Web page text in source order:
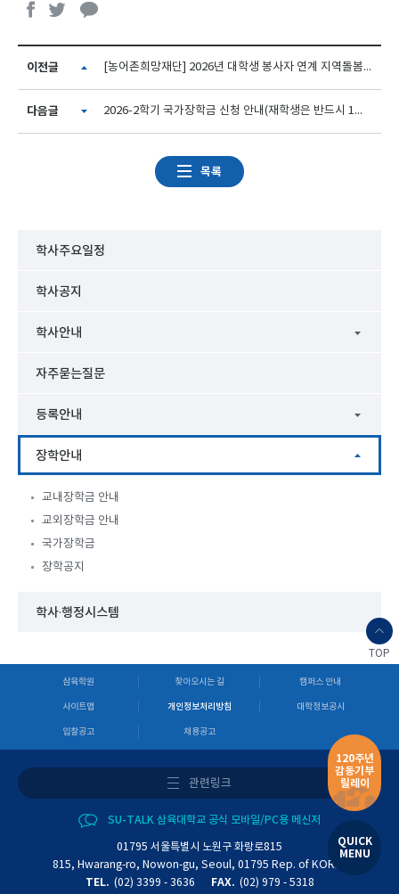
120주년
감동기부
릴레이
QUICK
MENU
이전글 [농어촌희망재단] 2026년 대학생 봉사자 연계 지역돌봄 지원사업 참여 대학생 선발 안내(여름방학)
다음글 2026-2학기 국가장학금 신청 안내(재학생은 반드시 1차 신청)_6/22(월) 오후6시 마감
목록
학사주요일정
학사공지
학사안내
자주묻는질문
등록안내
장학안내
교내장학금 안내
교외장학금 안내
국가장학금
장학공지
학사·행정시스템
TOP
삼육학원 찾아오시는 길 캠퍼스 안내
사이트맵 개인정보처리방침 대학정보공시
입찰공고 채용공고
관련링크
SU-TALK 삼육대학교 공식 모바일/PC용 메신저
01795 서울특별시 노원구 화랑로815
815, Hwarang-ro, Nowon-gu, Seoul, 01795 Rep. of KOREA
TEL. (02) 3399 - 3636 FAX. (02) 979 - 5318